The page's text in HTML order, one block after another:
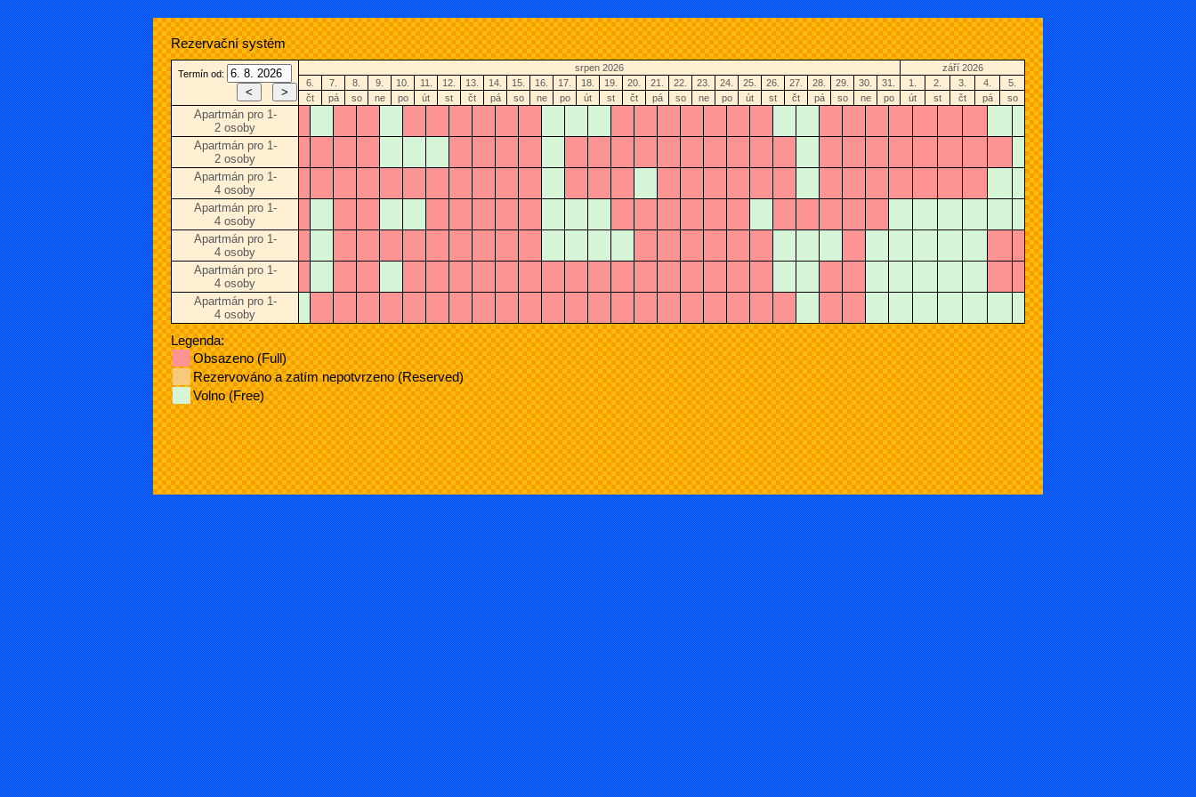
Rezervační systém
Termín od:
srpen 2026
září 2026
6.
7. 8. 9. 10. 11. 12. 13. 14. 15. 16. 17. 18. 19. 20. 21. 22. 23. 24. 25. 26. 27. 28. 29. 30. 31. 1. 2. 3. 4.
5.
čt
pá so ne po út st čt pá so ne po út st čt pá so ne po út st čt pá so ne po út st čt pá so
Apartmán pro 1-
2 osoby
Apartmán pro 1-
2 osoby
Apartmán pro 1-
4 osoby
Apartmán pro 1-
4 osoby
Apartmán pro 1-
4 osoby
Apartmán pro 1-
4 osoby
Apartmán pro 1-
4 osoby
Legenda:
Obsazeno (Full)
Rezervováno a zatím nepotvrzeno (Reserved)
Volno (Free)